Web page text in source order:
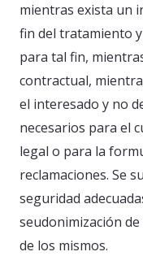
mientras exista un
fin del tratamiento
para tal fin,
contractual,
el interesado y no
necesarios para el
legal o para la
reclamaciones. Se
seguridad
seudonimización
de los mismos.